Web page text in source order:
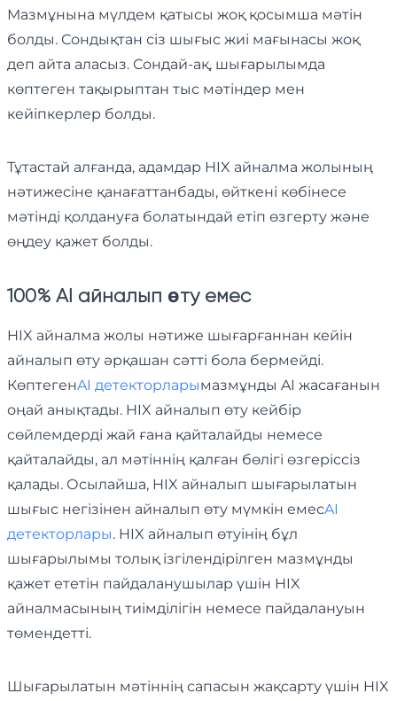
Мазмұнына мүлдем қатысы жоқ қосымша мәтін
болды. Сондықтан сіз шығыс жиі мағынасы жоқ
деп айта аласыз. Сондай-ақ, шығарылымда
көптеген тақырыптан тыс мәтіндер мен
кейіпкерлер болды.
Тұтастай алғанда, адамдар HIX айналма жолының
нәтижесіне қанағаттанбады, өйткені көбінесе
мәтінді қолдануға болатындай етіп өзгерту және
өңдеу қажет болды.
100% AI айналып өту емес
HIX айналма жолы нәтиже шығарғаннан кейін
айналып өту әрқашан сәтті бола бермейді.
КөптегенAI детекторларымазмұнды AI жасағанын
оңай анықтады. HIX айналып өту кейбір
сөйлемдерді жай ғана қайталайды немесе
қайталайды, ал мәтіннің қалған бөлігі өзгеріссіз
қалады. Осылайша, HIX айналып шығарылатын
шығыс негізінен айналып өту мүмкін емесAI
детекторлары. HIX айналып өтуінің бұл
шығарылымы толық ізгілендірілген мазмұнды
қажет ететін пайдаланушылар үшін HIX
айналмасының тиімділігін немесе пайдалануын
төмендетті.
Шығарылатын мәтіннің сапасын жақсарту үшін HIX